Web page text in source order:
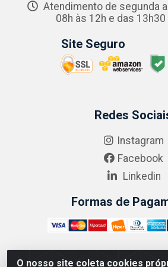
O nosso site coleta cookies
Atendimento de segunda
08h às 12h e das
Site Seguro
Redes
Instagram
Facebook
Linkedin
Formas de